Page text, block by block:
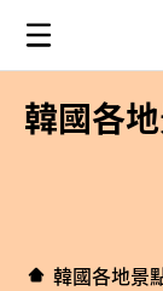
韓國各
韓國各地景